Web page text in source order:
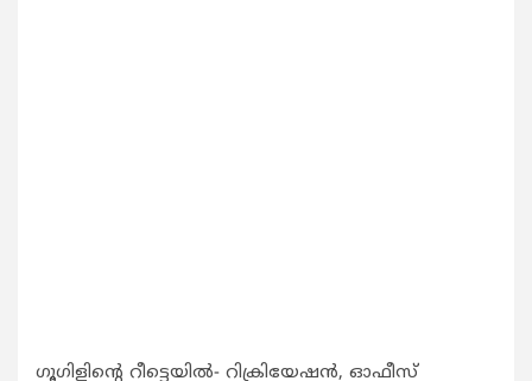
ഗൂഗിളിന്‍റെ റീട്ടെയില്‍- റിക്രിയേഷന്‍, ഓഫീസ്